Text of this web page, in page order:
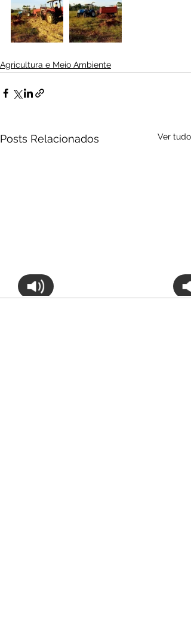
Agricultura e Meio Ambiente
Posts Relacionados Ver tudo